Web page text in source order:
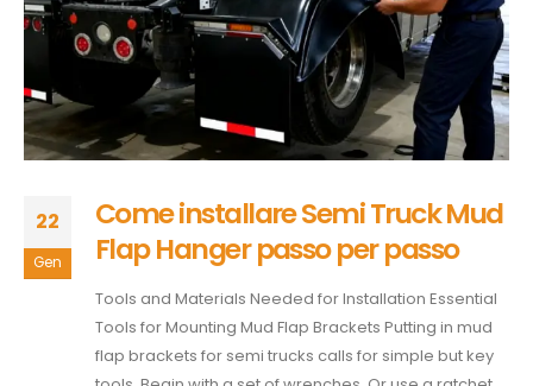
22
Gen
Come installare Semi Truck Mud
Flap Hanger passo per passo
Tools and Materials Needed for Installation Essential
Tools for Mounting Mud Flap Brackets Putting in mud
flap brackets for semi trucks calls for simple but key